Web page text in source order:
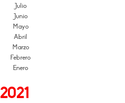
Julio
Junio
Mayo
Abril
Marzo
Febrero
Enero
2021